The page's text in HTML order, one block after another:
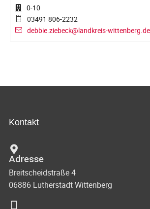
0-10
03491 806-2232
debbie.ziebeck@landkreis-wittenberg.de
Kontakt
Adresse
Breitscheidstraße 4
06886 Lutherstadt Wittenberg